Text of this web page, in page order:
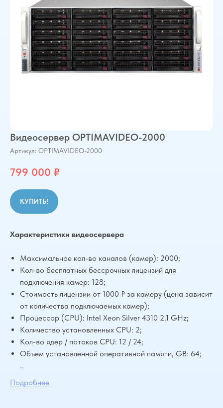
Видеосервер OPTIMAVIDEO-2000
Артикул: OPTIMAVIDEO-2000
799 000 ₽
КУПИТЬ!
Характеристики видеосервера
Максимальное кол-во каналов (камер): 2000;
Кол-во бесплатных бессрочных лицензий для
подключения камер: 128;
Стоимость лицензии от 1000 ₽ за камеру (цена зависит
от количества подключаемых камер);
Процессор (CPU): Intel Xeon Silver 4310 2.1 GHz;
Количество установленных CPU: 2;
Кол-во ядер / потоков CPU: 12 / 24;
Объем установленной оперативной памяти, GB: 64;
..
Подробнее